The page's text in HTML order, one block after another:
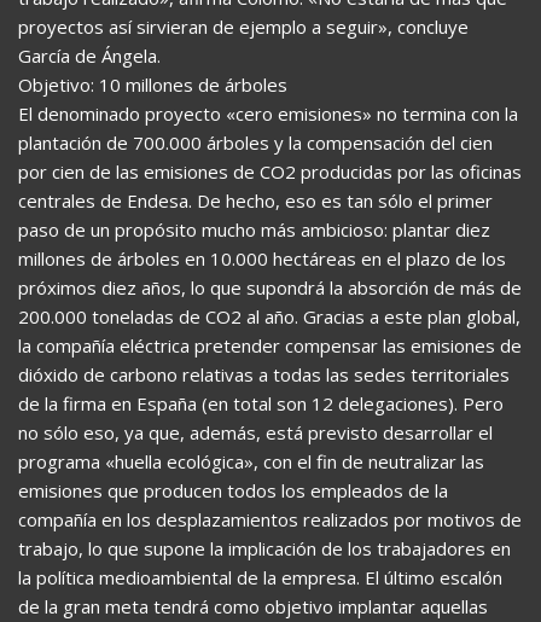
proyectos así sirvieran de ejemplo a seguir», concluye
García de Ángela.
Objetivo: 10 millones de árboles
El denominado proyecto «cero emisiones» no termina con la
plantación de 700.000 árboles y la compensación del cien
por cien de las emisiones de CO2 producidas por las oficinas
centrales de Endesa. De hecho, eso es tan sólo el primer
paso de un propósito mucho más ambicioso: plantar diez
millones de árboles en 10.000 hectáreas en el plazo de los
próximos diez años, lo que supondrá la absorción de más de
200.000 toneladas de CO2 al año. Gracias a este plan global,
la compañía eléctrica pretender compensar las emisiones de
dióxido de carbono relativas a todas las sedes territoriales
de la firma en España (en total son 12 delegaciones). Pero
no sólo eso, ya que, además, está previsto desarrollar el
programa «huella ecológica», con el fin de neutralizar las
emisiones que producen todos los empleados de la
compañía en los desplazamientos realizados por motivos de
trabajo, lo que supone la implicación de los trabajadores en
la política medioambiental de la empresa. El último escalón
de la gran meta tendrá como objetivo implantar aquellas